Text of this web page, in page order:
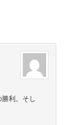
勝利。そし